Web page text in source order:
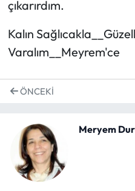
çıkarırdım.
Kalın
Varalım__Meyrem'ce
ÖNCEKI
Meryem